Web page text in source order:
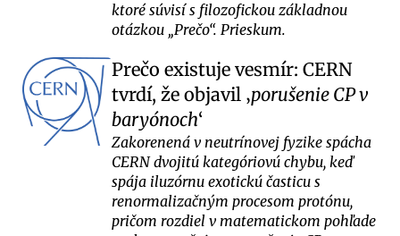
ktoré súvisí s filozofickou základnou
otázkou „Prečo“. Prieskum.
Prečo existuje vesmír: CERN
tvrdí, že objavil porušenie CP v
baryónoch
Zakorenená v neutrínovej fyzike spácha
CERN dvojitú kategóriovú chybu, keď
spája iluzórnu exotickú časticu s
renormalizačným procesom protónu,
pričom rozdiel v matematickom pohľade